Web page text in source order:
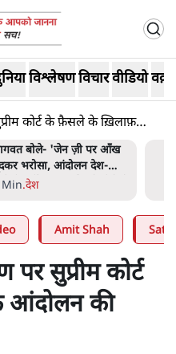
विश्लेषणविचारवीडियो
कोर्ट के फ़ैसले के ख़िलाफ़
बोले- 'जेन ज़ी पर आँख
भरोसा, आंदोलन देश-
नहीं'; अतुल लिमये बोले थे-
.देश
Amit Shah
सुप्रीम कोर्ट
की